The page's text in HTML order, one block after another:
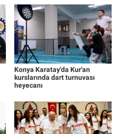
Konya Karatay'da Kur'an
kurslarında dart turnuvası
heyecanı